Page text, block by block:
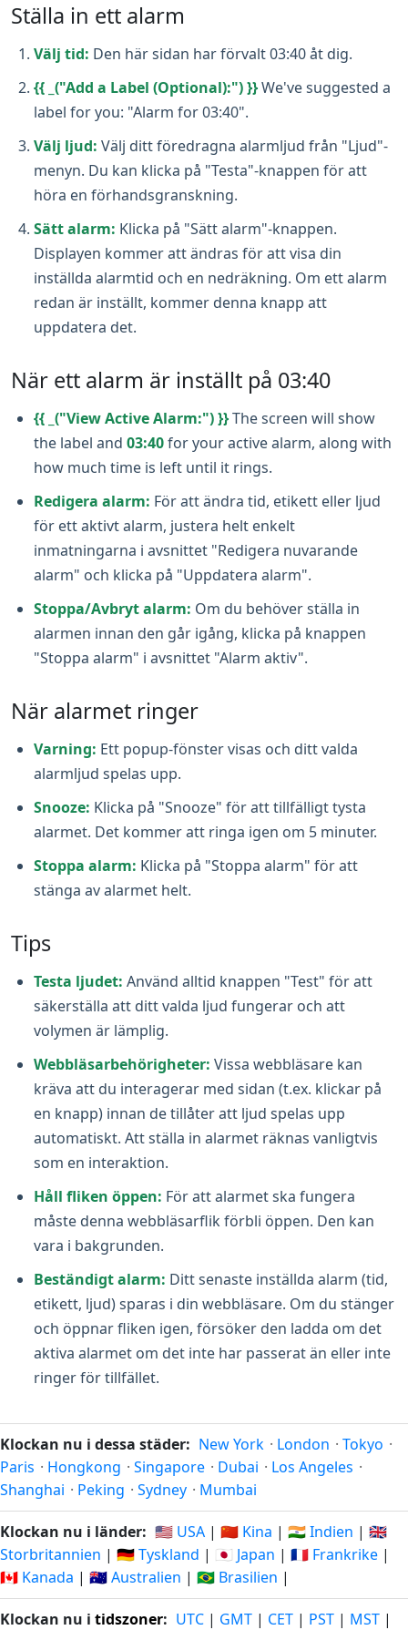
Ställa in ett alarm
Välj tid: Den här sidan har förvalt 03:40 åt dig.
{{ _("Add a Label (Optional):") }}We've suggested a
label for you: "Alarm for 03:40".
Välj ljud: Välj ditt föredragna alarmljud från "Ljud"-
menyn. Du kan klicka på "Testa"-knappen för att
höra en förhandsgranskning.
Sätt alarm: Klicka på "Sätt alarm"-knappen.
Displayen kommer att ändras för att visa din
inställda alarmtid och en nedräkning. Om ett alarm
redan är inställt, kommer denna knapp att
uppdatera det.
När ett alarm är inställt på 03:40
{{ _("View Active Alarm:") }}The screen will show
the label and 03:40for your active alarm, along with
how much time is left until it rings.
Redigera alarm: För att ändra tid, etikett eller ljud
för ett aktivt alarm, justera helt enkelt
inmatningarna i avsnittet "Redigera nuvarande
alarm" och klicka på "Uppdatera alarm".
Stoppa/Avbryt alarm: Om du behöver ställa in
alarmen innan den går igång, klicka på knappen
"Stoppa alarm" i avsnittet "Alarm aktiv".
När alarmet ringer
Varning: Ett popup-fönster visas och ditt valda
alarmljud spelas upp.
Snooze: Klicka på "Snooze" för att tillfälligt tysta
alarmet. Det kommer att ringa igen om 5 minuter.
Stoppa alarm: Klicka på "Stoppa alarm" för att
stänga av alarmet helt.
Tips
Testa ljudet: Använd alltid knappen "Test" för att
säkerställa att ditt valda ljud fungerar och att
volymen är lämplig.
Webbläsarbehörigheter: Vissa webbläsare kan
kräva att du interagerar med sidan (t.ex. klickar på
en knapp) innan de tillåter att ljud spelas upp
automatiskt. Att ställa in alarmet räknas vanligtvis
som en interaktion.
Håll fliken öppen: För att alarmet ska fungera
måste denna webbläsarflik förbli öppen. Den kan
vara i bakgrunden.
Beständigt alarm: Ditt senaste inställda alarm (tid,
etikett, ljud) sparas i din webbläsare. Om du stänger
och öppnar fliken igen, försöker den ladda om det
aktiva alarmet om det inte har passerat än eller inte
ringer för tillfället.
Klockan nu i dessa städer: New York · London · Tokyo ·
Paris · Hongkong · Singapore · Dubai · Los Angeles ·
Shanghai · Peking · Sydney · Mumbai
Klockan nu i länder: 🇺🇸 USA | 🇨🇳 Kina | 🇮🇳 Indien | 🇬🇧
Storbritannien | 🇩🇪 Tyskland | 🇯🇵 Japan | 🇫🇷 Frankrike |
🇨🇦 Kanada | 🇦🇺 Australien | 🇧🇷 Brasilien |
Klockan nu i tidszoner: UTC | GMT | CET | PST | MST |